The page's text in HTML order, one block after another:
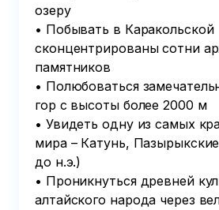
озеру
• Побывать в Каракольской
сконцентрированы сотни
памятников
• Полюбоваться
гор с высоты более 2000 м
• Увидеть одну из самых
мира – Катунь,
до н.э.)
• Проникнуться древней
алтайского народа через